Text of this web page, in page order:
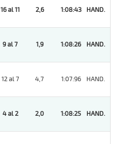
16 al 11 2,6 1:08:43 HAND.
9 al 7 1,9 1:08:26 HAND.
12 al 7 4,7 1:07:96 HAND.
4 al 2 2,0 1:08:25 HAND.